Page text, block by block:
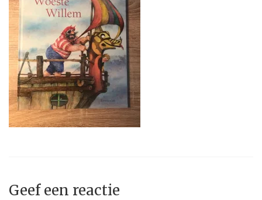
Geef een reactie